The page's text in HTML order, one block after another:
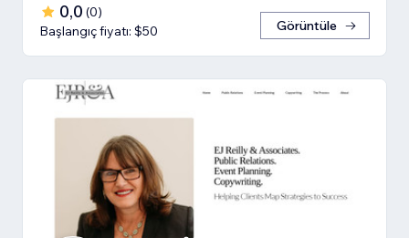
0,0 (0)
Başlangıç fiyatı: $50
Görüntüle